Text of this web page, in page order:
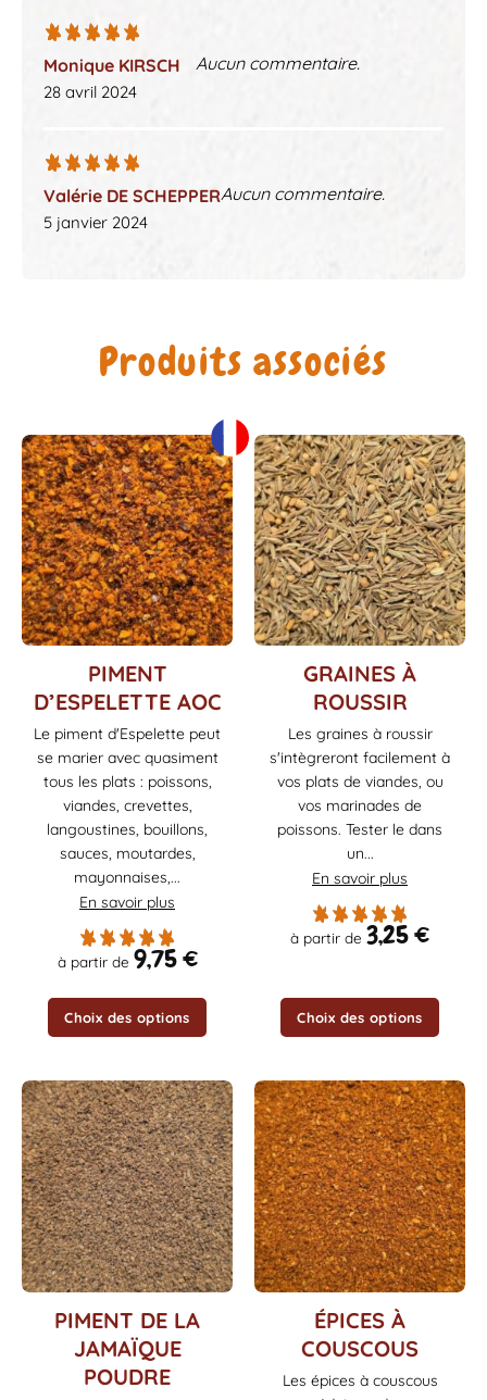
Monique KIRSCH
28 avril 2024
Aucun commentaire.
Valérie DE SCHEPPER
5 janvier 2024
Aucun commentaire.
Produits associés
PIMENT
D’ESPELETTE AOC
Le piment d'Espelette peut
se marier avec quasiment
tous les plats : poissons,
viandes, crevettes,
langoustines, bouillons,
sauces, moutardes,
mayonnaises,...
En savoir plus
à partir de 9,75€
Choix des options
produit
a
plusieurs
variations.
Les
options
peuvent
choisies
GRAINES À
ROUSSIR
Les graines à roussir
s'intègreront facilement à
vos plats de viandes, ou
vos marinades de
poissons. Tester le dans
un...
En savoir plus
à partir de 3,25€
Choix des options
plusieurs
variations.
Les
options
peuvent
choisies
page
PIMENT DE LA
JAMAÏQUE
POUDRE
plusieurs
ÉPICES À
COUSCOUS
Les épices à couscous
plusieurs